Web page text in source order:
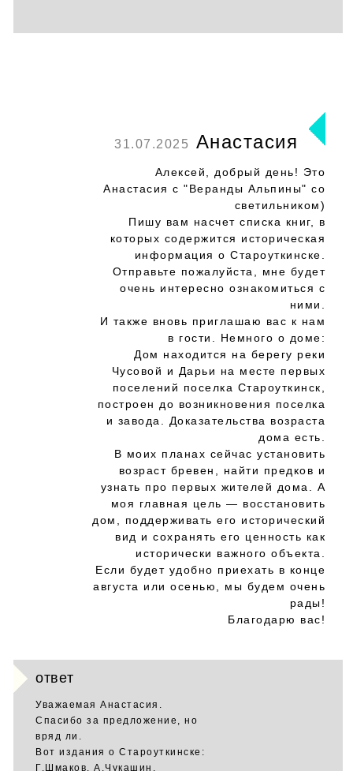
31.07.2025 Анастасия
Алексей, добрый день! Это
Анастасия с "Веранды Альпины" со
светильником)
Пишу вам насчет списка книг, в
которых содержится историческая
информация о Староуткинске.
Отправьте пожалуйста, мне будет
очень интересно ознакомиться с
ними.
И также вновь приглашаю вас к нам
в гости. Немного о доме:
Дом находится на берегу реки
Чусовой и Дарьи на месте первых
поселений поселка Староуткинск,
построен до возникновения поселка
и завода. Доказательства возраста
дома есть.
В моих планах сейчас установить
возраст бревен, найти предков и
узнать про первых жителей дома. А
моя главная цель — восстановить
дом, поддерживать его исторический
вид и сохранять его ценность как
исторически важного объекта.
Если будет удобно приехать в конце
августа или осенью, мы будем очень
рады!
Благодарю вас!
ответ
Уважаемая Анастасия.
Спасибо за предложение, но
вряд ли.
Вот издания о Староуткинске:
Г.Шмаков, А.Чукашин,